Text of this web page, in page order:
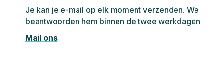
Je kan je e-mail op elk moment verzenden. We
beantwoorden hem binnen de twee werkdagen
Mail ons